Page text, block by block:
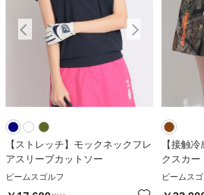
【ストレッチ】モックネックフレ
アスリーブカットソー
ビームスゴルフ
【接触
クスカー
ビームス